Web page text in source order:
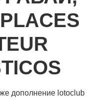
дополнение lotoclub